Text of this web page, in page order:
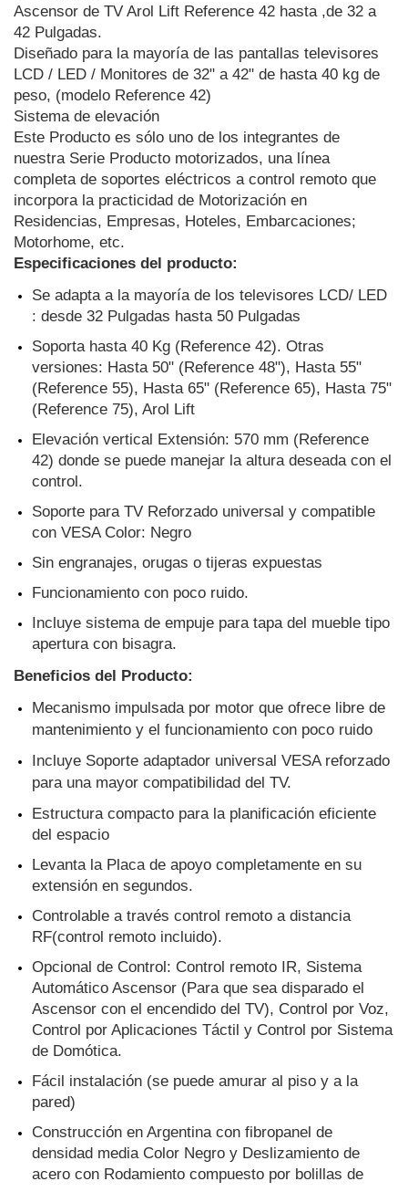
Ascensor de TV Arol Lift Reference 42 hasta ,de 32 a
42 Pulgadas.
Diseñado para la mayoría de las pantallas televisores
LCD / LED / Monitores de 32" a 42" de hasta 40 kg de
peso, (modelo Reference 42)
Sistema de elevación
Este Producto es sólo uno de los integrantes de
nuestra Serie Producto motorizados, una línea
completa de soportes eléctricos a control remoto que
incorpora la practicidad de Motorización en
Residencias, Empresas, Hoteles, Embarcaciones;
Motorhome, etc.
Especificaciones del producto:
Se adapta a la mayoría de los televisores LCD/ LED
: desde 32 Pulgadas hasta 50 Pulgadas
Soporta hasta 40 Kg (Reference 42). Otras
versiones: Hasta 50" (Reference 48"), Hasta 55"
(Reference 55), Hasta 65" (Reference 65), Hasta 75"
(Reference 75), Arol Lift
Elevación vertical Extensión: 570 mm (Reference
42) donde se puede manejar la altura deseada con el
control.
Soporte para TV Reforzado universal y compatible
con VESA Color: Negro
Sin engranajes, orugas o tijeras expuestas
Funcionamiento con poco ruido.
Incluye sistema de empuje para tapa del mueble tipo
apertura con bisagra.
Beneficios del Producto:
Mecanismo impulsada por motor que ofrece libre de
mantenimiento y el funcionamiento con poco ruido
Incluye Soporte adaptador universal VESA reforzado
para una mayor compatibilidad del TV.
Estructura compacto para la planificación eficiente
del espacio
Levanta la Placa de apoyo completamente en su
extensión en segundos.
Controlable a través control remoto a distancia
RF(control remoto incluido).
Opcional de Control: Control remoto IR, Sistema
Automático Ascensor (Para que sea disparado el
Ascensor con el encendido del TV), Control por Voz,
Control por Aplicaciones Táctil y Control por Sistema
de Domótica.
Fácil instalación (se puede amurar al piso y a la
pared)
Construcción en Argentina con fibropanel de
densidad media Color Negro y Deslizamiento de
acero con Rodamiento compuesto por bolillas de